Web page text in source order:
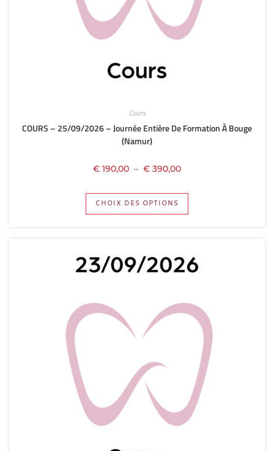
Cours
COURS – 25/09/2026 – Journée Entière De Formation À Bouge
(Namur)
€ 190,00 – € 390,00
CHOIX DES OPTIONS